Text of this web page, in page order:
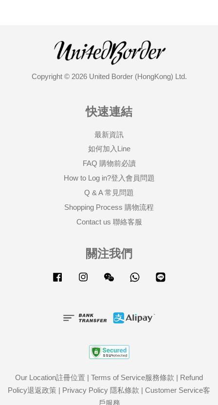
Copyright © 2026 United Border (HongKong) Ltd.
快速連結
最新資訊
如何加入Line
FAQ 購物前必讀
How to Log in?登入會員問題
Q & A 常見問題
Shopping Process 購物流程
Contact us 聯絡客服
關注我們
Facebook Instagram Wechat Whatsapp
Our Location註冊位置 | Terms of Service服務條款 | Refund
Policy退返政策 | Privacy Policy 隱私條款 | Customer Service客
戶服務